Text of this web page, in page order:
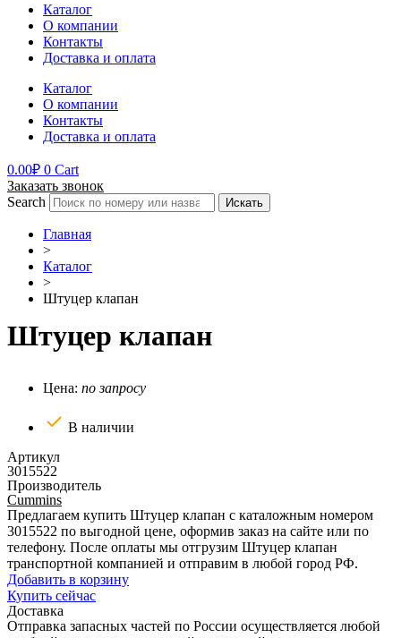
Каталог
О компании
Контакты
Доставка и оплата
Каталог
О компании
Контакты
Доставка и оплата
0.00₽ 0 Cart
Заказать звонок
Search
Искать
Главная
>
Каталог
>
Штуцер клапан
Штуцер клапан
Цена: по запросу
В наличии
Артикул
3015522
Производитель
Cummins
Предлагаем купить Штуцер клапан с каталожным номером
3015522 по выгодной цене, оформив заказ на сайте или по
телефону. После оплаты мы отгрузим Штуцер клапан
транспортной компанией и отправим в любой город РФ.
Добавить в корзину
Купить сейчас
Доставка
Отправка запасных частей по России осуществляется любой